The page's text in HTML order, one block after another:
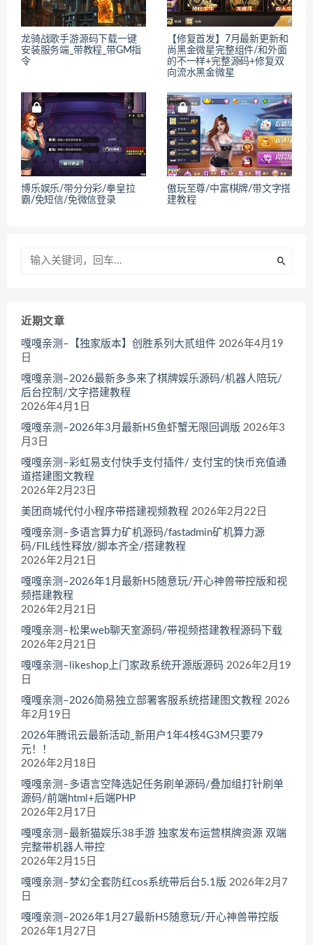
龙骑战歌手游源码下载一键
安装服务端_带教程_带GM指
令
【修复首发】7月最新更新和
尚黑金微星完整组件/和外面
的不一样+完整源码+修复双
向流水黑金微星
博乐娱乐/带分分彩/拳皇拉
霸/免短信/免微信登录
傲玩至尊/中富棋牌/带文字搭
建教程
近期文章
嘎嘎亲测–【独家版本】创胜系列大贰组件 2026年4月19
日
嘎嘎亲测–2026最新多多来了棋牌娱乐源码/机器人陪玩/
后台控制/文字搭建教程
2026年4月1日
嘎嘎亲测–2026年3月最新H5鱼虾蟹无限回调版 2026年3
月3日
嘎嘎亲测–彩虹易支付快手支付插件/ 支付宝的快币充值通
道搭建图文教程
2026年2月23日
美团商城代付小程序带搭建视频教程 2026年2月22日
嘎嘎亲测–多语言算力矿机源码/fastadmin矿机算力源
码/FIL线性释放/脚本齐全/搭建教程
2026年2月21日
嘎嘎亲测–2026年1月最新H5随意玩/开心神兽带控版和视
频搭建教程
2026年2月21日
嘎嘎亲测–松果web聊天室源码/带视频搭建教程源码下载
2026年2月21日
嘎嘎亲测–likeshop上门家政系统开源版源码 2026年2月19
日
嘎嘎亲测–2026简易独立部署客服系统搭建图文教程 2026
年2月19日
2026年腾讯云最新活动_新用户1年4核4G3M只要79
元！！
2026年2月18日
嘎嘎亲测–多语言空降选妃任务刷单源码/叠加组打针刷单
源码/前端html+后端PHP
2026年2月17日
嘎嘎亲测–最新猫娱乐38手游 独家发布运营棋牌资源 双端
完整带机器人带控
2026年2月15日
嘎嘎亲测–梦幻全套防红cos系统带后台5.1版 2026年2月7
日
嘎嘎亲测–2026年1月27最新H5随意玩/开心神兽带控版
2026年1月27日